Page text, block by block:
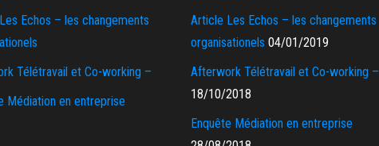
Echos – les changements
Télétravail et Co-working –
Médiation en entreprise
Article Les Echos – les changements
organisationels 04/01/2019
Afterwork Télétravail et Co-working –
18/10/2018
Enquête Médiation en entreprise